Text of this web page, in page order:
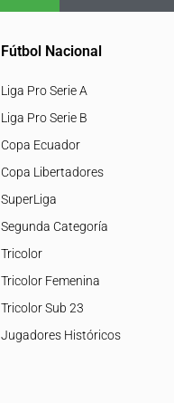
Fútbol Nacional
Liga Pro Serie A
Liga Pro Serie B
Copa Ecuador
Copa Libertadores
SuperLiga
Segunda Categoría
Tricolor
Tricolor Femenina
Tricolor Sub 23
Jugadores Históricos